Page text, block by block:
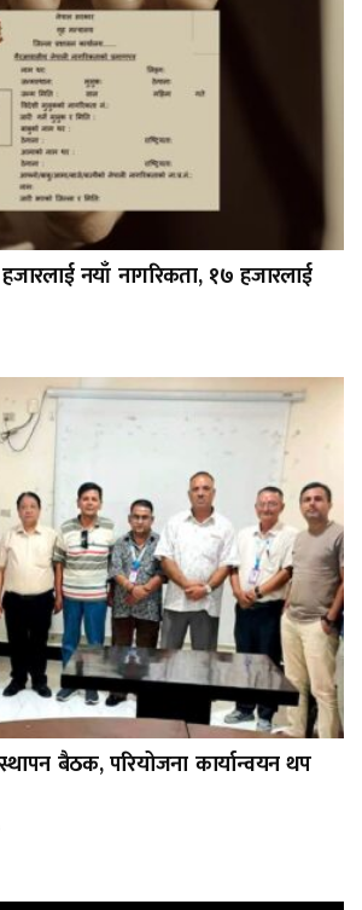
नयाँ नागरिकता, १७ हजारलाई
बैठक, परियोजना कार्यान्वयन थप